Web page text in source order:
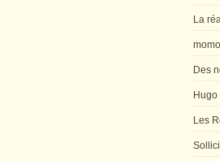
La
Des
Hugo
Les